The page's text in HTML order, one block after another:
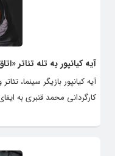
آیه کیانپور به تله تئاتر
آیه کیانپور بازیگر سینما،
کارگردانی محمد قنبری به